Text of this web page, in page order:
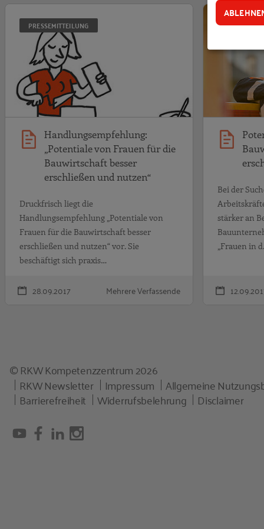
PRESSEMITTEILUNG
Handlungsempfehlung:
„Potentiale von Frauen für die
Bauwirtschaft besser
erschließen und nutzen“
Druckfrisch liegt die
Handlungsempfehlung „Potentiale von
Frauen für die Bauwirtschaft besser
erschließen und nutzen“ vor. Sie
beschäftigt sich praxis…
28.09.2017 Mehrere Verfassende
LEITFADEN
Bei der
stärker an
„Frauen in
© RKW Kompetenzzentrum 2026
RKW Newsletter
Impressum Allgemeine
Barrierefreiheit Widerrufsbelehrung Disclaimer